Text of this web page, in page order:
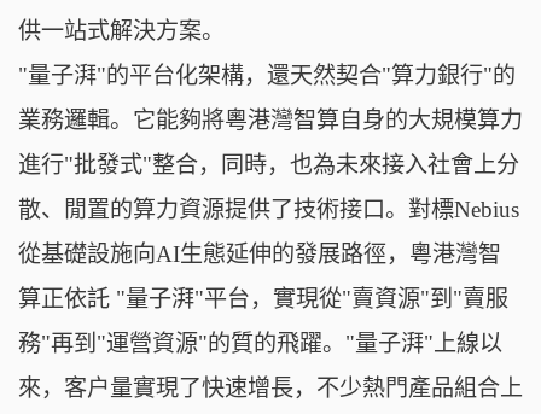
供一站式解決方案。
"量子湃"的平台化架構，還天然契合"算力銀行"的
業務邏輯。它能夠將粵港灣智算自身的大規模算力
進行"批發式"整合，同時，也為未來接入社會上分
散、閒置的算力資源提供了技術接口。對標Nebius
從基礎設施向AI生態延伸的發展路徑，粵港灣智
算正依託 "量子湃"平台，實現從"賣資源"到"賣服
務"再到"運營資源"的質的飛躍。"量子湃"上線以
來，客户量實現了快速增長，不少熱門產品組合上